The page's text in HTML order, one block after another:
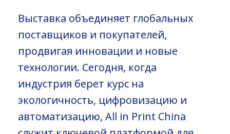
Выставка объединяет глобальных
поставщиков и покупателей,
продвигая инновации и новые
технологии. Сегодня, когда
индустрия берет курс на
экологичность, цифровизацию и
автоматизацию, All in Print China